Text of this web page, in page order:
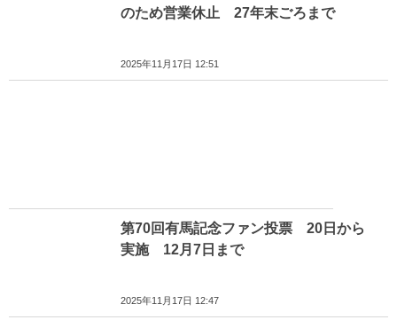
のため営業休止 27年末ごろまで
2025年11月17日 12:51
第70回有馬記念ファン投票 20日から
実施 12月7日まで
2025年11月17日 12:47